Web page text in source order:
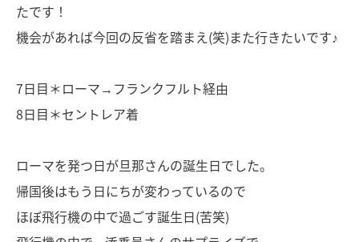
たです！
機会があれば今回の反省を踏まえ(笑)また行きたいです♪
7日目＊ローマ→フランクフルト経由
8日目＊セントレア着
ローマを発つ日が旦那さんの誕生日でした。
帰国後はもう日にちが変わっているので
ほぼ飛行機の中で過ごす誕生日(苦笑)